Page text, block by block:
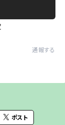
通報する
ポスト